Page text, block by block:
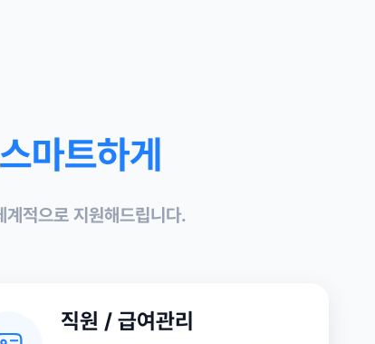
마트하게
적으로 지원해드립니다.
직원 / 급여관리